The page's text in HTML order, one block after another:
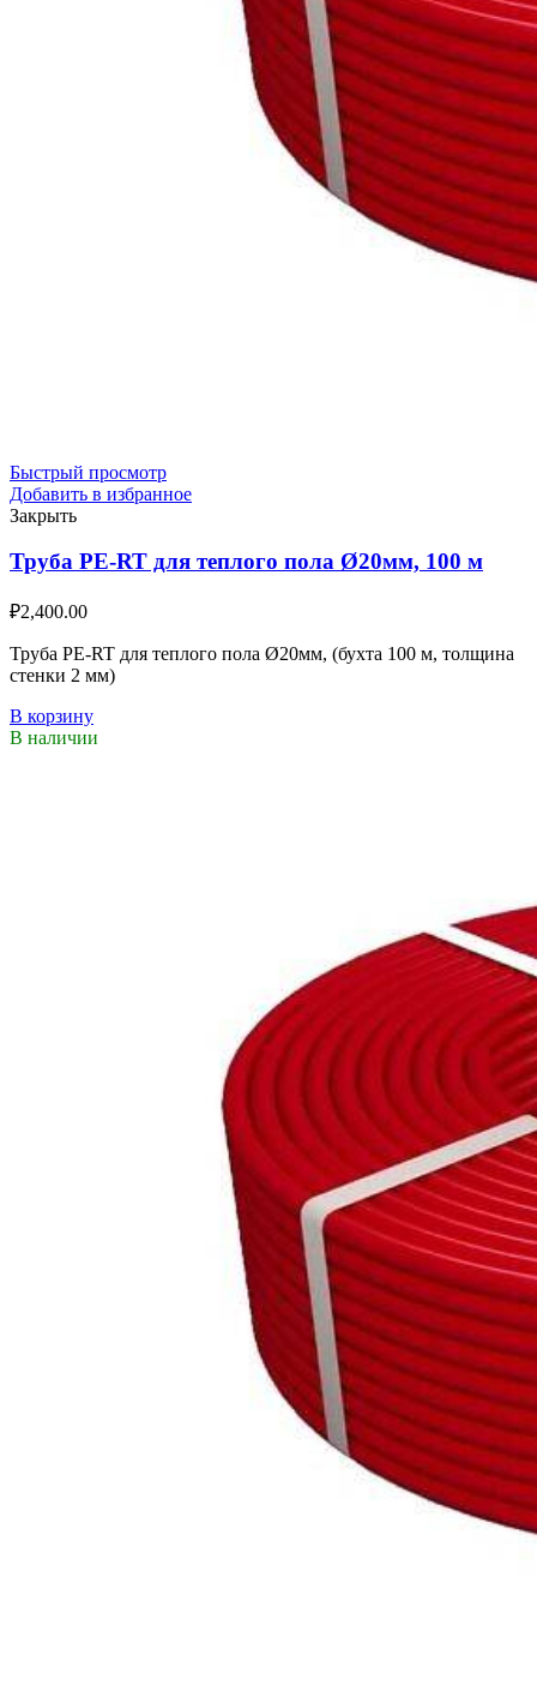
Быстрый просмотр
Добавить в избранное
Закрыть
Труба PE-RT для теплого пола Ø20мм, 100 м
₽2,400.00
Труба PE-RT для теплого пола Ø20мм, (бухта 100 м, толщина
стенки 2 мм)
В корзину
В наличии